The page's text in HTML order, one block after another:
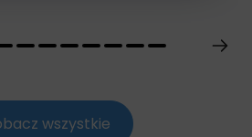
wszystkie